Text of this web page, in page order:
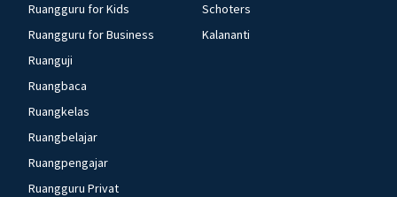
Ruangguru for Kids
Ruangguru for Business
Ruanguji
Ruangbaca
Ruangkelas
Ruangbelajar
Ruangpengajar
Ruangguru Privat
Schoters
Kalananti